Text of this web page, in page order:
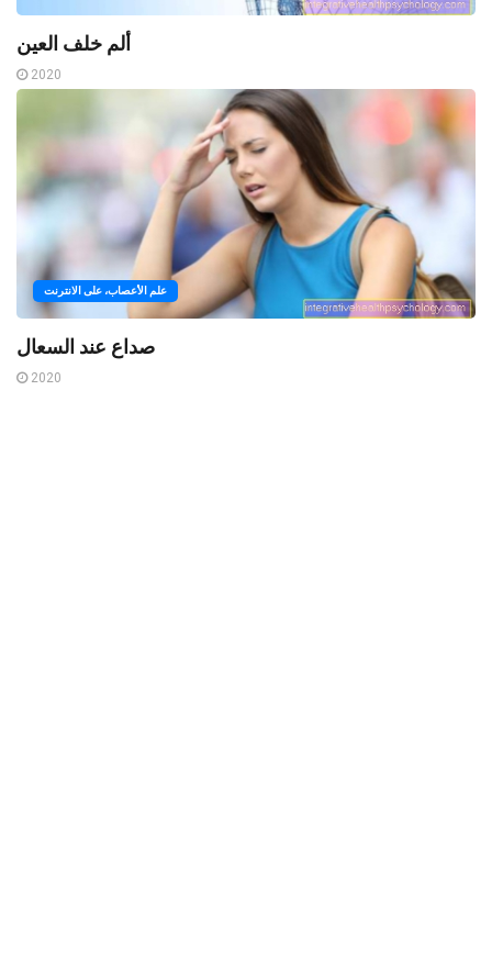
ألم خلف العين
2020
علم الأعصاب، على الانترنت
صداع عند السعال
2020